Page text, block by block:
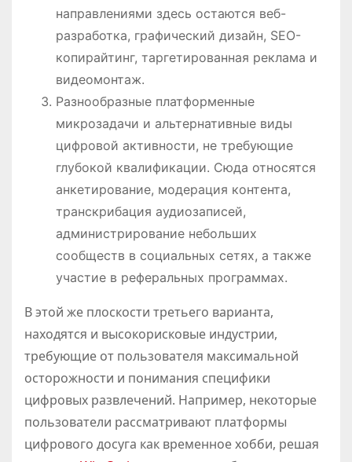
направлениями здесь остаются веб-
разработка, графический дизайн, SEO-
копирайтинг, таргетированная реклама и
видеомонтаж.
Разнообразные платформенные
микрозадачи и альтернативные виды
цифровой активности, не требующие
глубокой квалификации. Сюда относятся
анкетирование, модерация контента,
транскрибация аудиозаписей,
администрирование небольших
сообществ в социальных сетях, а также
участие в реферальных программах.
В этой же плоскости третьего варианта,
находятся и высокорисковые индустрии,
требующие от пользователя максимальной
осторожности и понимания специфики
цифровых развлечений. Например, некоторые
пользователи рассматривают платформы
цифрового досуга как временное хобби, решая